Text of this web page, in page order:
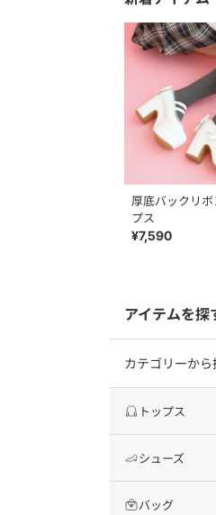
厚底バックリ
プス
¥7,590
アイテムを探
カテゴリーから
トップス
シューズ
バッグ